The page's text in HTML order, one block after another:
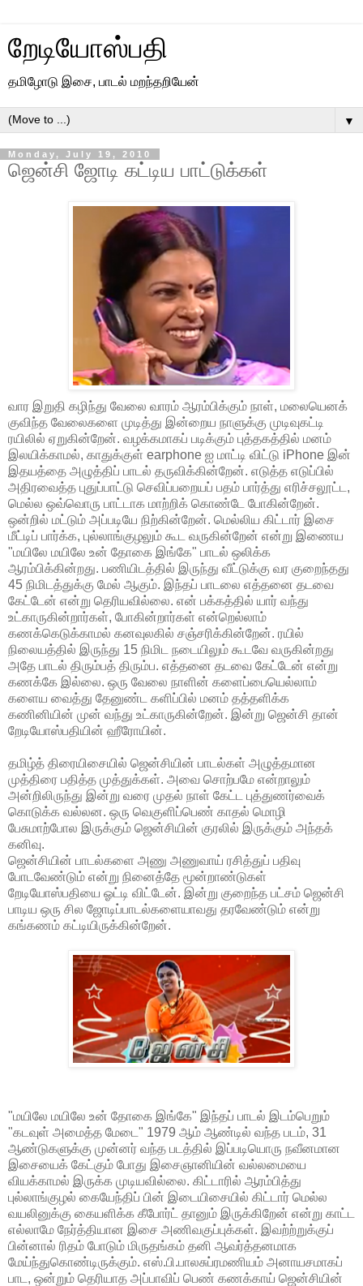
றேடியோஸ்பதி
தமிழோடு இசை, பாடல் மறந்தறியேன்
▼
Monday, July 19, 2010
ஜென்சி ஜோடி கட்டிய பாட்டுக்கள்
வார இறுதி கழிந்து வேலை வாரம் ஆரம்பிக்கும் நாள், மலையெனக்
குவிந்த வேலைகளை முடித்து இன்றைய நாளுக்கு முடிவுகட்டி
ரயிலில் ஏறுகின்றேன். வழக்கமாகப் படிக்கும் புத்தகத்தில் மனம்
இலயிக்காமல், காதுக்குள் earphone ஐ மாட்டி விட்டு iPhone இன்
இதயத்தை அழுத்திப் பாடல் தருவிக்கின்றேன். எடுத்த எடுப்பில்
அதிரவைத்த புதுப்பாட்டு செவிப்பறையப் பதம் பார்த்து எரிச்சலூட்ட,
மெல்ல ஒவ்வொரு பாட்டாக மாற்றிக் கொண்டே போகின்றேன்.
ஒன்றில் மட்டும் அப்படியே நிற்கின்றேன். மெல்லிய கிட்டார் இசை
மீட்டிப் பார்க்க, புல்லாங்குழலும் கூட வருகின்றேன் என்று இணைய
"மயிலே மயிலே உன் தோகை இங்கே" பாடல் ஒலிக்க
ஆரம்பிக்கின்றது. பணியிடத்தில் இருந்து வீட்டுக்கு வர குறைந்தது
45 நிமிடத்துக்கு மேல் ஆகும். இந்தப் பாடலை எத்தனை தடவை
கேட்டேன் என்று தெரியவில்லை. என் பக்கத்தில் யார் வந்து
உட்காருகின்றார்கள், போகின்றார்கள் என்றெல்லாம்
கணக்கெடுக்காமல் கனவுலகில் சஞ்சரிக்கின்றேன். ரயில்
நிலையத்தில் இருந்து 15 நிமிட நடையிலும் கூடவே வருகின்றது
அதே பாடல் திரும்பத் திரும்ப. எத்தனை தடவை கேட்டேன் என்று
கணக்கே இல்லை. ஒரு வேலை நாளின் களைப்பையெல்லாம்
களைய வைத்து தேனுண்ட களிப்பில் மனம் தத்தளிக்க
கணினியின் முன் வந்து உட்காருகின்றேன். இன்று ஜென்சி தான்
றேடியோஸ்பதியின் ஹீரோயின்.
தமிழ்த் திரையிசையில் ஜென்சியின் பாடல்கள் அழுத்தமான
முத்திரை பதித்த முத்துக்கள். அவை சொற்பமே என்றாலும்
அன்றிலிருந்து இன்று வரை முதல் நாள் கேட்ட புத்துணர்வைக்
கொடுக்க வல்லன. ஒரு வெகுளிப்பெண் காதல் மொழி
பேசுமாற்போல இருக்கும் ஜென்சியின் குரலில் இருக்கும் அந்தக்
கனிவு.
ஜென்சியின் பாடல்களை அணு அணுவாய் ரசித்துப் பதிவு
போடவேண்டும் என்று நினைத்தே மூன்றாண்டுகள்
றேடியோஸ்பதியை ஓட்டி விட்டேன். இன்று குறைந்த பட்சம் ஜென்சி
பாடிய ஒரு சில ஜோடிப்பாடல்களையாவது தரவேண்டும் என்று
கங்கணம் கட்டியிருக்கின்றேன்.
"மயிலே மயிலே உன் தோகை இங்கே" இந்தப் பாடல் இடம்பெறும்
"கடவுள் அமைத்த மேடை" 1979 ஆம் ஆண்டில் வந்த படம், 31
ஆண்டுகளுக்கு முன்னர் வந்த படத்தில் இப்படியொரு நவீனமான
இசையைக் கேட்கும் போது இசைஞானியின் வல்லமையை
வியக்காமல் இருக்க முடியவில்லை. கிட்டாரில் ஆரம்பித்து
புல்லாங்குழல் கையேந்திப் பின் இடையிசையில் கிட்டார் மெல்ல
வயலினுக்கு கையளிக்க கீபோர்ட் தானும் இருக்கிறேன் என்று காட்ட
எல்லாமே நேர்த்தியான இசை அணிவகுப்புக்கள். இவற்ற்றுக்குப்
பின்னால் ரிதம் போடும் மிருதங்கம் தனி ஆவர்த்தனமாக
மேய்ந்துகொண்டிருக்கும். எஸ்.பி.பாலசுப்ரமணியம் அனாயசமாகப்
பாட, ஒன்றும் தெரியாத அப்பாவிப் பெண் கணக்காய் ஜென்சியின்